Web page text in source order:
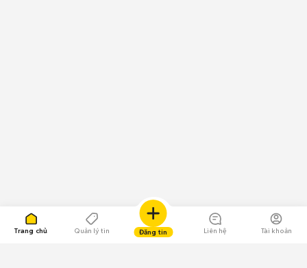
Trang chủ Quản lý tin Đăng tin Liên hệ Tài khoản